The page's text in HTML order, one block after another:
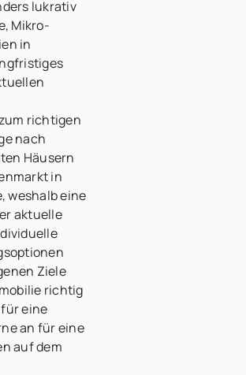
lukrativ
Mikro-
in
richtigen
nach
Häusern
in
weshalb eine
aktuelle
Ziele
richtig
eine
an für eine
auf dem